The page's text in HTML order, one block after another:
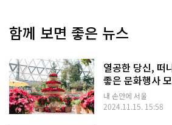
함께 보면 좋은 뉴스
열공한 당신, 떠
좋은 문화행사
내 손안에 서울
2024.11.15. 15:58